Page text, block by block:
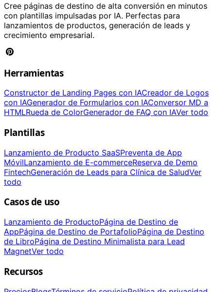
Cree páginas de destino de alta conversión en minutos
con plantillas impulsadas por IA. Perfectas para
lanzamientos de productos, generación de leads y
crecimiento empresarial.
Herramientas
Constructor de Landing Pages con IACreador de Logos
con IAGenerador de Formularios con IAConversor MD a
HTMLRueda de ColorGenerador de FAQ con IAVer todo
Plantillas
Lanzamiento de Producto SaaSPreventa de App
MóvilLanzamiento de E-commerceReserva de Demo
FintechGeneración de Leads para Clínica de SaludVer
todo
Casos de uso
Lanzamiento de ProductoPágina de Destino de
AppPágina de Destino de PortafolioPágina de Destino
de LibroPágina de Destino Minimalista para Lead
MagnetVer todo
Recursos